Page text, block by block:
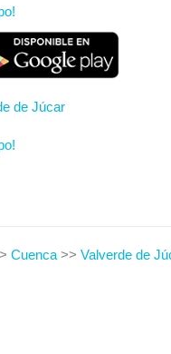
Cuenca >> Valverde de